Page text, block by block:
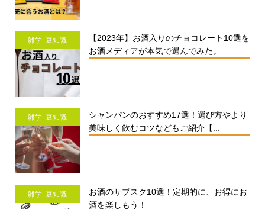
雑学･豆知識
【2023年】お酒入りのチョコレート10選を
お酒メディアが本気で選んでみた。
雑学･豆知識
シャンパンのおすすめ17選！選び方やより
美味しく飲むコツなどもご紹介【...
雑学･豆知識
お酒のサブスク10選！定期的に、お得にお
酒を楽しもう！